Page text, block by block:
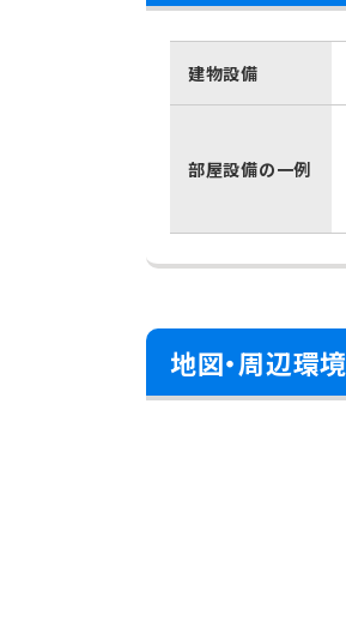
建物設備
部屋設備の一例
地図・周辺環境